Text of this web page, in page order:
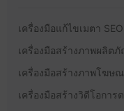
เครื่องมือแก้ไขเมตา
เครื่องมือสร้างภาพผลิต
เครื่องมือสร้างภาพโฆษ
เครื่องมือสร้างวิดีโอการ